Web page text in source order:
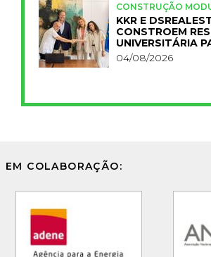
CONSTRUÇÃO
KKR E
CONSTROEM
UNIVERSITÁRIA
FCT
04/08/2026
EM COLABORAÇÃO: